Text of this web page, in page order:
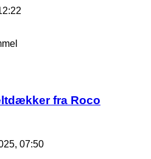
fra Roco
07:50